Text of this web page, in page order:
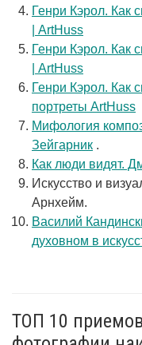
Генри Кэрол. Как
| ArtHuss
Генри Кэрол. Как
| ArtHuss
Генри Кэрол. Как
портреты ArtHuss
Мифология
Зейгарник .
Как люди видят.
Искусство и
Арнхейм.
Василий
духовном в
ТОП 10